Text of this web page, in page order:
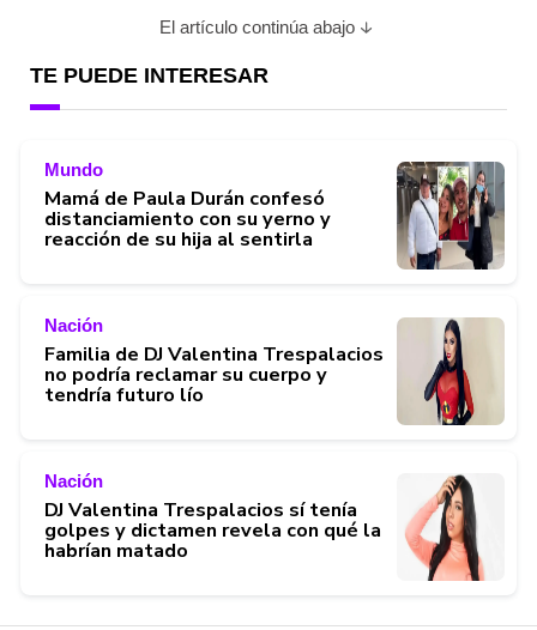
El artículo continúa abajo
TE PUEDE INTERESAR
Mundo
Mamá de Paula Durán confesó
distanciamiento con su yerno y
reacción de su hija al sentirla
Nación
Familia de DJ Valentina Trespalacios
no podría reclamar su cuerpo y
tendría futuro lío
Nación
DJ Valentina Trespalacios sí tenía
golpes y dictamen revela con qué la
habrían matado